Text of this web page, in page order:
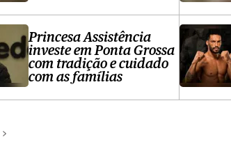
Princesa Assistência
investe em Ponta Grossa
com tradição e cuidado
com as famílias